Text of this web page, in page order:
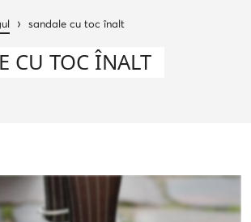
› sandale cu toc înalt
CU TOC ÎNALT